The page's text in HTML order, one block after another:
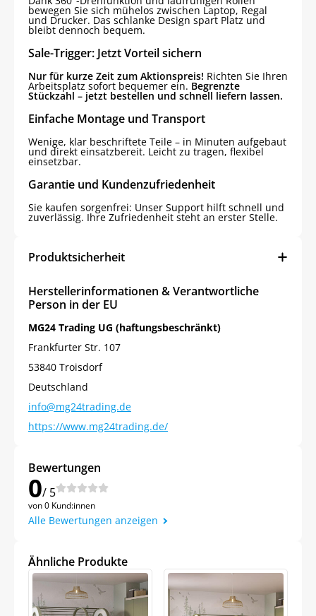
bewegen Sie sich mühelos zwischen Laptop, Regal
und Drucker. Das schlanke Design spart Platz und
bleibt dennoch bequem.
Sale-Trigger: Jetzt Vorteil sichern
Nur für kurze Zeit zum Aktionspreis! Richten Sie Ihren
Arbeitsplatz sofort bequemer ein. Begrenzte
Stückzahl – jetzt bestellen und schnell liefern lassen.
Einfache Montage und Transport
Wenige, klar beschriftete Teile – in Minuten aufgebaut
und direkt einsatzbereit. Leicht zu tragen, flexibel
einsetzbar.
Garantie und Kundenzufriedenheit
Sie kaufen sorgenfrei: Unser Support hilft schnell und
zuverlässig. Ihre Zufriedenheit steht an erster Stelle.
Produktsicherheit
Herstellerinformationen & Verantwortliche
Person in der EU
MG24 Trading UG (haftungsbeschränkt)
Frankfurter Str. 107
53840 Troisdorf
Deutschland
info@mg24trading.de
https://www.mg24trading.de/
Bewertungen
0/ 5
von 0 Kund:innen
Alle Bewertungen anzeigen
Ähnliche Produkte